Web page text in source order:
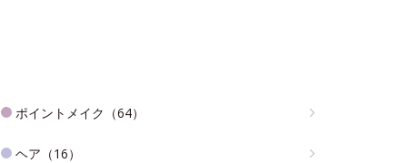
ポイントメイク（64）
ヘア（16）